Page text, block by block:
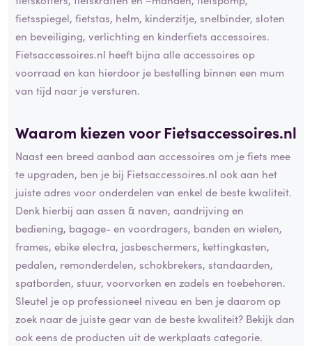
fietsspiegel, fietstas, helm, kinderzitje, snelbinder, sloten
en beveiliging, verlichting en kinderfiets accessoires.
Fietsaccessoires.nl heeft bijna alle accessoires op
voorraad en kan hierdoor je bestelling binnen een mum
van tijd naar je versturen.
Waarom kiezen voor Fietsaccessoires.nl
Naast een breed aanbod aan accessoires om je fiets mee
te upgraden, ben je bij Fietsaccessoires.nl ook aan het
juiste adres voor onderdelen van enkel de beste kwaliteit.
Denk hierbij aan assen & naven, aandrijving en
bediening, bagage- en voordragers, banden en wielen,
frames, ebike electra, jasbeschermers, kettingkasten,
pedalen, remonderdelen, schokbrekers, standaarden,
spatborden, stuur, voorvorken en zadels en toebehoren.
Sleutel je op professioneel niveau en ben je daarom op
zoek naar de juiste gear van de beste kwaliteit? Bekijk dan
ook eens de producten uit de werkplaats categorie.